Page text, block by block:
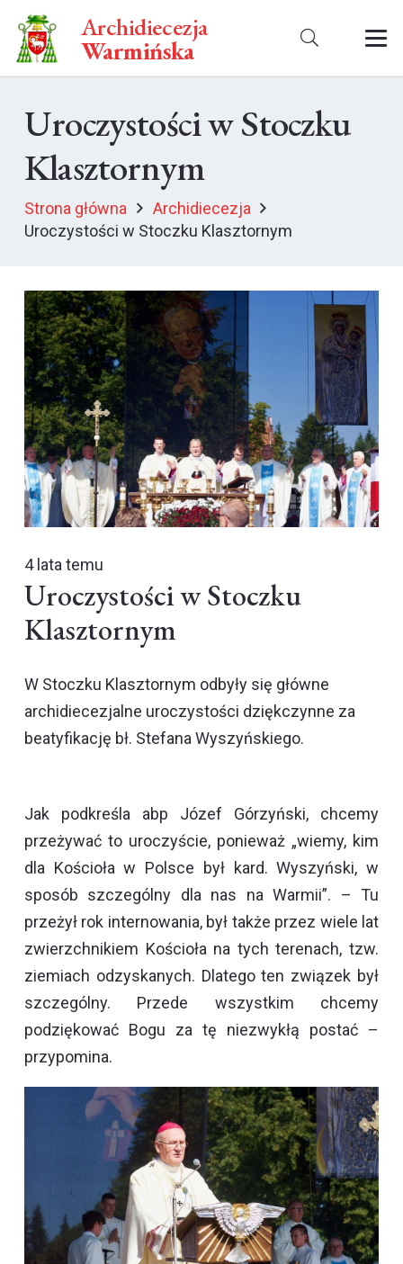
Archidiecezja
Warmińska
Uroczystości w Stoczku
Klasztornym
Strona główna
Archidiecezja
Uroczystości w Stoczku Klasztornym
4 lata temu
Uroczystości w Stoczku
Klasztornym
W Stoczku Klasztornym odbyły się główne
archidiecezjalne uroczystości dziękczynne za
beatyfikację bł. Stefana Wyszyńskiego.
Jak podkreśla abp Józef Górzyński, chcemy
przeżywać to uroczyście, ponieważ „wiemy, kim
dla Kościoła w Polsce był kard. Wyszyński, w
sposób szczególny dla nas na Warmii”. – Tu
przeżył rok internowania, był także przez wiele lat
zwierzchnikiem Kościoła na tych terenach, tzw.
ziemiach odzyskanych. Dlatego ten związek był
szczególny. Przede wszystkim chcemy
podziękować Bogu za tę niezwykłą postać –
przypomina.